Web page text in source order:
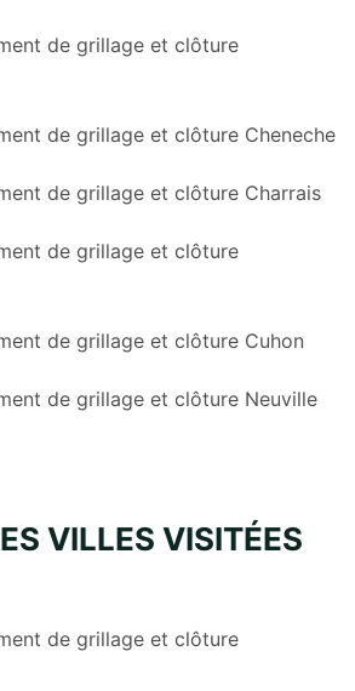
de grillage et clôture
de grillage et clôture Cheneche
de grillage et clôture Charrais
de grillage et clôture
de grillage et clôture Cuhon
de grillage et clôture Neuville
VILLES VISITÉES
de grillage et clôture